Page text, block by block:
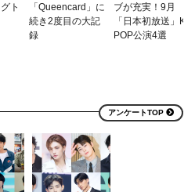
ト
「Queencard」に
続き2度目の大記
録
ブが充実！9月
「日本初放送」K-
POP公演4選
アンケートTOP